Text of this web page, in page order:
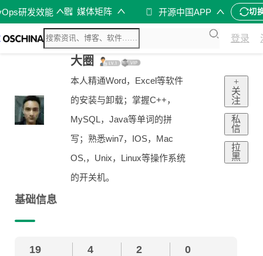
研发效能 媒体矩阵 开源中国APP 切
登录
大圈
本人精通Word，Excel等软件
的安装与卸载；掌握C++，
MySQL，Java等单词的拼
写；熟悉win7，IOS，Mac
OS,，Unix，Linux等操作系统
的开关机。
+
关
注
私
信
拉
黑
基础信息
19 4 2 0